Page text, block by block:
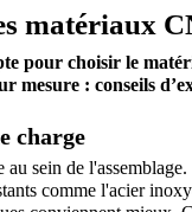
matériaux
pour choisir le
charge
sein de
comme l'acier